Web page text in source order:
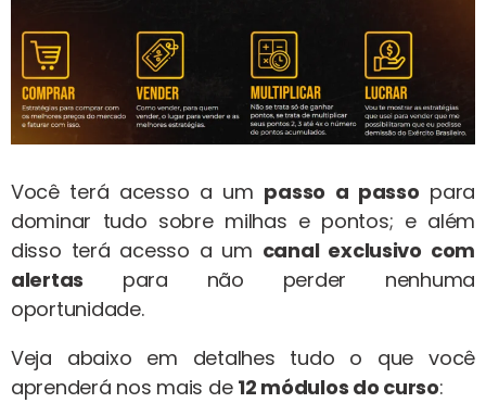
Você terá acesso a um passo a passo para
dominar tudo sobre milhas e pontos; e além
disso terá acesso a um canal exclusivo com
alertas para não perder nenhuma
oportunidade.
Veja abaixo em detalhes tudo o que você
aprenderá nos mais de 12 módulos do curso: